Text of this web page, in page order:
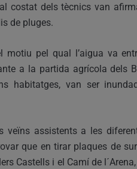
costat dels tècnics van
de pluges.
motiu pel qual l’aigua va
a la partida agrícola dels
habitatges, van ser
veïns assistents a les
que en tirar plaques de
Castells i el Camí de